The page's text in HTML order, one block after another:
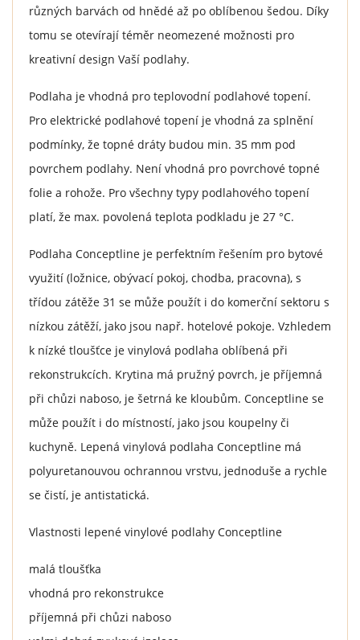
různých barvách od hnědé až po oblíbenou šedou. Díky
tomu se otevírají téměr neomezené možnosti pro
kreativní design Vaší podlahy.
Podlaha je vhodná pro teplovodní podlahové topení.
Pro elektrické podlahové topení je vhodná za splnění
podmínky, že topné dráty budou min. 35 mm pod
povrchem podlahy. Není vhodná pro povrchové topné
folie a rohože. Pro všechny typy podlahového topení
platí, že max. povolená teplota podkladu je 27 °C.
Podlaha Conceptline je perfektním řešením pro bytové
využití (ložnice, obývací pokoj, chodba, pracovna), s
třídou zátěže 31 se může použít i do komerční sektoru s
nízkou zátěží, jako jsou např. hotelové pokoje. Vzhledem
k nízké tloušťce je vinylová podlaha oblíbená při
rekonstrukcích. Krytina má pružný povrch, je příjemná
při chůzi naboso, je šetrná ke kloubům. Conceptline se
může použít i do místností, jako jsou koupelny či
kuchyně. Lepená vinylová podlaha Conceptline má
polyuretanouvou ochrannou vrstvu, jednoduše a rychle
se čistí, je antistatická.
Vlastnosti lepené vinylové podlahy Conceptline
malá tloušťka
vhodná pro rekonstrukce
příjemná při chůzi naboso